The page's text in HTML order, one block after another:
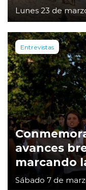
Lunes 23 de
Entrevistas
avances
marcando
Sábado 7 de